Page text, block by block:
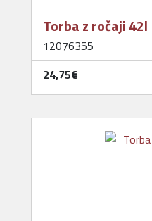
Torba z ročaji 42l
12076355
24,75‎€